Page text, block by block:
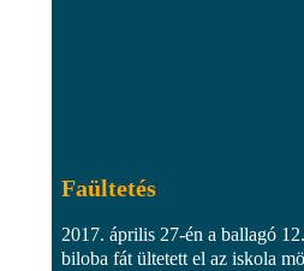
Faültetés
2017. április 27-én a ballagó
biloba fát ültetett el az iskola